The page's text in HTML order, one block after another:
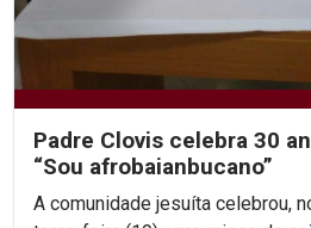
Padre Clovis celebra 30
“Sou afrobaianbucano”
A comunidade jesuíta celebrou,